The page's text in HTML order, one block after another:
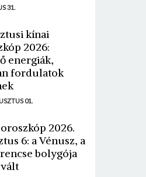
31.
kínai
2026:
energiák,
fordulatok
01.
2026.
6: a Vénusz, a
bolygója